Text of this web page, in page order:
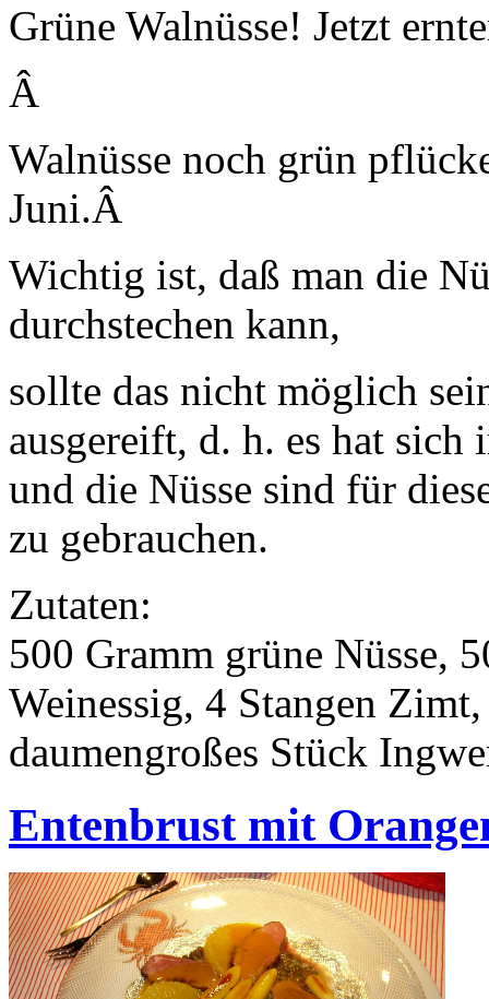
Grüne Walnüsse! Jetzt
Â
Walnüsse noch grün
Juni.Â
Wichtig ist, daß man die
durchstechen kann,
sollte das nicht möglich
ausgereift, d. h. es hat
und die Nüsse sind für
zu gebrauchen.
Zutaten:
500 Gramm grüne Nüsse,
Weinessig, 4 Stangen
daumengroßes Stück
Entenbrust mit